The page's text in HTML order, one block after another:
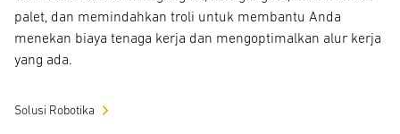
palet, dan memindahkan troli untuk membantu Anda
menekan biaya tenaga kerja dan mengoptimalkan alur kerja
yang ada.
Solusi Robotika